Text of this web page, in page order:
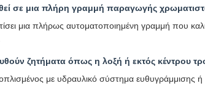
σε μια πλήρη γραμμή παραγωγής
μια πλήρως αυτοματοποιημένη γραμμή που
ζητήματα όπως η λοξή ή εκτός κέντρου
με υδραυλικό σύστημα ευθυγράμμισης